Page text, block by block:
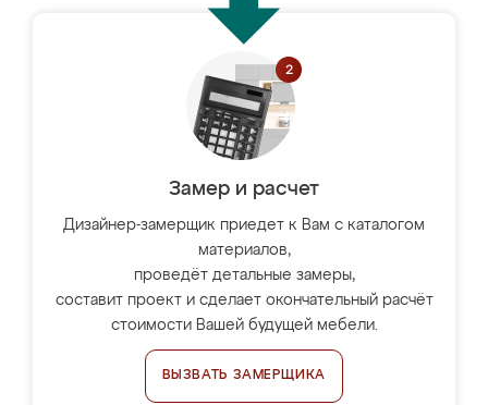
Замер и расчет
Дизайнер-замерщик приедет к Вам с каталогом
материалов,
проведёт детальные замеры,
составит проект и сделает окончательный расчёт
стоимости Вашей будущей мебели.
ВЫЗВАТЬ ЗАМЕРЩИКА